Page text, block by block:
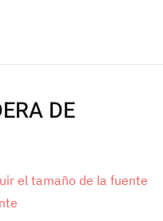
DE
el tamaño de la fuente